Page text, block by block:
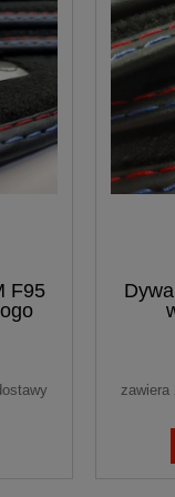
F95
zawiera